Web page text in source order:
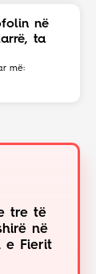
në
ta
më:
tre të
në
e Fierit